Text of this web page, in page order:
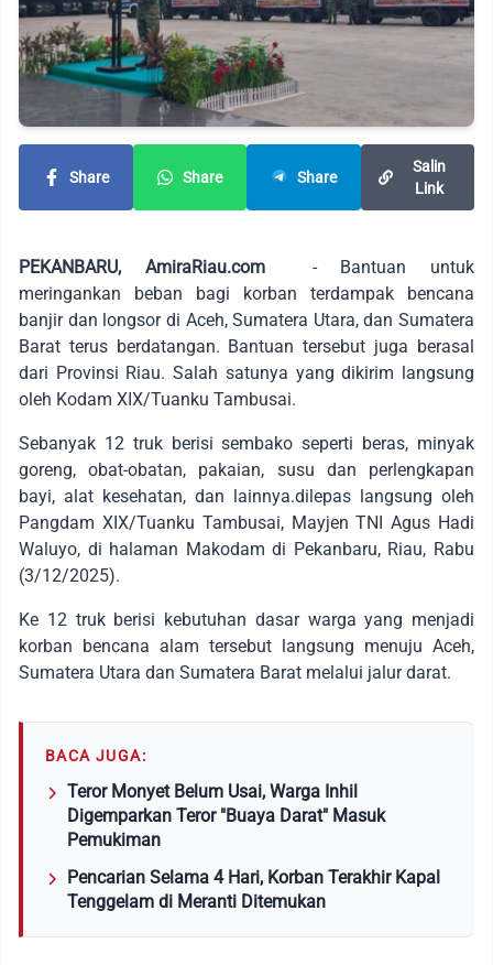
Share Share Share
Salin
Link
PEKANBARU, AmiraRiau.com- Bantuan untuk
meringankan beban bagi korban terdampak bencana
banjir dan longsor di Aceh, Sumatera Utara, dan Sumatera
Barat terus berdatangan. Bantuan tersebut juga berasal
dari Provinsi Riau. Salah satunya yang dikirim langsung
oleh Kodam XIX/Tuanku Tambusai.
Sebanyak 12 truk berisi sembako seperti beras, minyak
goreng, obat-obatan, pakaian, susu dan perlengkapan
bayi, alat kesehatan, dan lainnya.dilepas langsung oleh
Pangdam XIX/Tuanku Tambusai, Mayjen TNI Agus Hadi
Waluyo, di halaman Makodam di Pekanbaru, Riau, Rabu
(3/12/2025).
Ke 12 truk berisi kebutuhan dasar warga yang menjadi
korban bencana alam tersebut langsung menuju Aceh,
Sumatera Utara dan Sumatera Barat melalui jalur darat.
BACA JUGA:
Teror Monyet Belum Usai, Warga Inhil
Digemparkan Teror "Buaya Darat" Masuk
Pemukiman
Pencarian Selama 4 Hari, Korban Terakhir Kapal
Tenggelam di Meranti Ditemukan